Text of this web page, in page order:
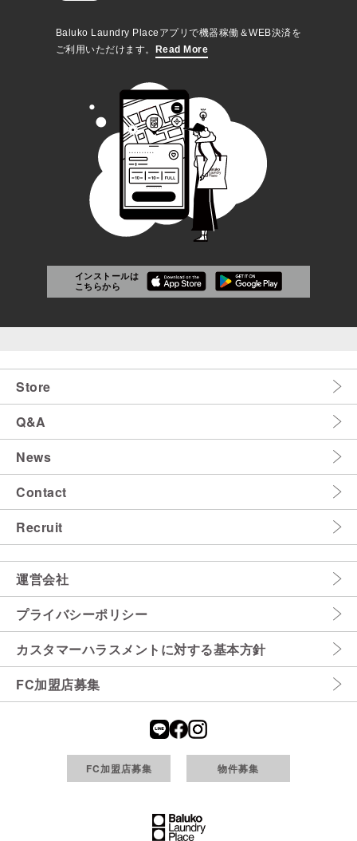
Baluko Laundry Placeアプリで機器稼働＆WEB決済を
ご利用いただけます。 Read More
インストールは
こちらから
Store
Q&A
News
Contact
Recruit
運営会社
プライバシーポリシー
カスタマーハラスメントに対する基本方針
FC加盟店募集
FC加盟店募集 物件募集